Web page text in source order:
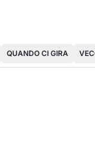
QUANDO CI GIRA